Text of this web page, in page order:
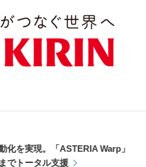
を実現。「ASTERIA Warp」
トータル支援